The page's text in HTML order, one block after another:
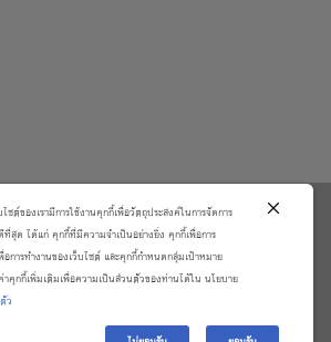
\
ารสั่งซื้อสินค้าและการรับประกันสินค้า
น
ติดต่อเราและร้องเรียน
ซต์ของเรามีการใช้งานคุกกี้เพื่อวัตถุประสงค์ในการจัดการ
สุด ได้แก่ คุกกี้ที่มีความจำเป็นอย่างยิ่ง คุกกี้เพื่อการ
การทำงานของเว็บไซต์ และคุกกี้กำหนดกลุ่มเป้าหมาย
าคุกกี้เพิ่มเติมเพื่อความเป็นส่วนตัวของท่านได้ใน นโยบาย
ว